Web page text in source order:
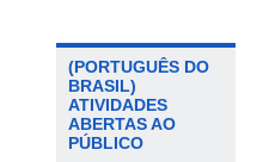
(PORTUGUÊS DO
BRASIL)
ATIVIDADES
ABERTAS AO
PÚBLICO